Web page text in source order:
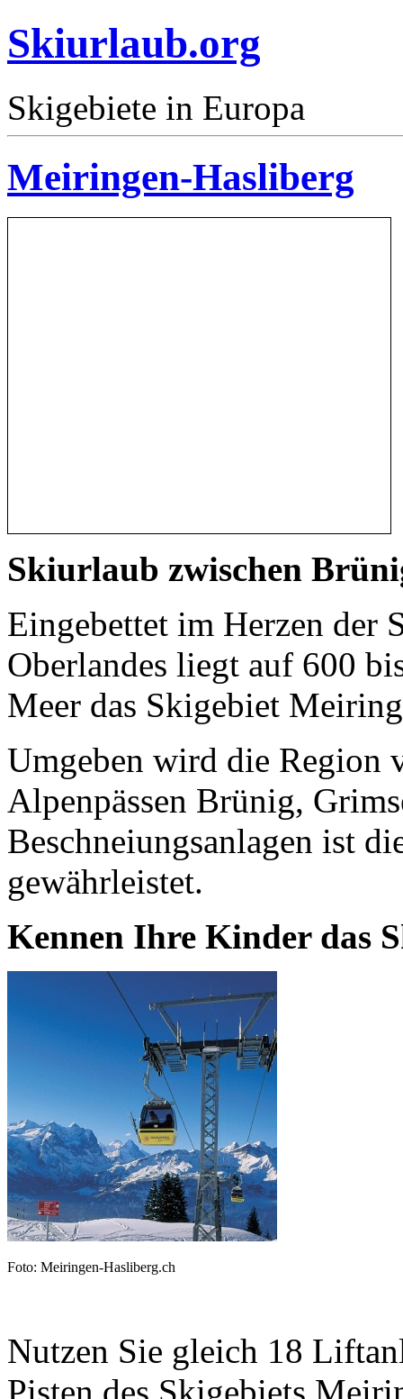
Skiurlaub.org
Skigebiete in Europa
Meiringen-Hasliberg
Skiurlaub zwischen
Eingebettet im Herzen der
Oberlandes liegt auf 600
Meer das Skigebiet
Umgeben wird die Region
Alpenpässen Brünig,
Beschneiungsanlagen ist
gewährleistet.
Kennen Ihre Kinder das
Foto: Meiringen-Hasliberg.ch
Nutzen Sie gleich 18
Pisten des Skigebiets